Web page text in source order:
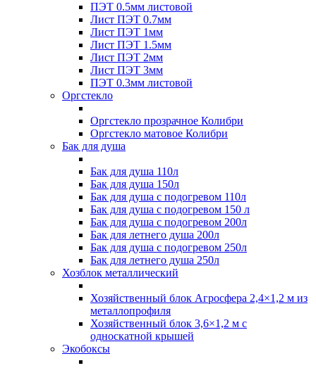
ПЭТ 0.5мм листовой
Лист ПЭТ 0.7мм
Лист ПЭТ 1мм
Лист ПЭТ 1.5мм
Лист ПЭТ 2мм
Лист ПЭТ 3мм
ПЭТ 0.3мм листовой
Оргстекло
Оргстекло прозрачное Колибри
Оргстекло матовое Колибри
Бак для душа
Бак для душа 110л
Бак для душа 150л
Бак для душа с подогревом 110л
Бак для душа с подогревом 150 л
Бак для душа с подогревом 200л
Бак для летнего душа 200л
Бак для душа с подогревом 250л
Бак для летнего душа 250л
Хозблок металлический
Хозяйственный блок Агросфера 2,4×1,2 м из
металлопрофиля
Хозяйственный блок 3,6×1,2 м с
односкатной крышей
Экобоксы